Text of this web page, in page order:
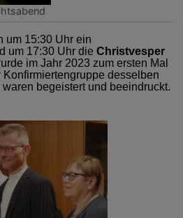
um 15:30 Uhr ein
um 17:30 Uhr die Christvesper
im Jahr 2023 zum ersten Mal
desselben
begeistert und beeindruckt.